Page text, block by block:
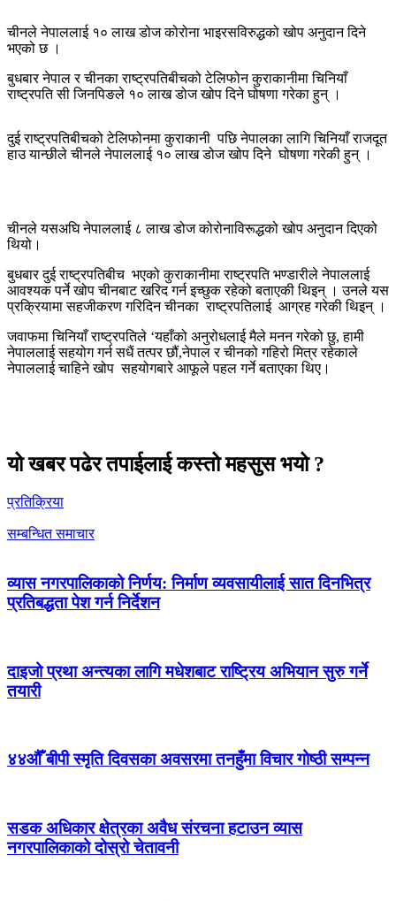
चीनले नेपाललाई १० लाख डोज कोरोना भाइरसविरुद्धको खोप अनुदान दिने
भएको छ ।
बुधबार नेपाल र चीनका राष्ट्रपतिबीचको टेलिफोन कुराकानीमा चिनियाँ
राष्ट्रपति सी जिनपिङले १० लाख डोज खोप दिने घोषणा गरेका हुन् ।
दुई राष्ट्रपतिबीचको टेलिफोनमा कुराकानी पछि नेपालका लागि चिनियाँ राजदूत
हाउ यान्छीले चीनले नेपाललाई १० लाख डोज खोप दिने घोषणा गरेकी हुन् ।
चीनले यसअघि नेपाललाई ८ लाख डोज कोरोनाविरूद्धको खोप अनुदान दिएको
थियो।
बुधबार दुई राष्ट्रपतिबीच भएको कुराकानीमा राष्ट्रपति भण्डारीले नेपाललाई
आवश्यक पर्ने खोप चीनबाट खरिद गर्न इच्छुक रहेको बताएकी थिइन् । उनले यस
प्रक्रियामा सहजीकरण गरिदिन चीनका राष्ट्रपतिलाई आग्रह गरेकी थिइन् ।
जवाफमा चिनियाँ राष्ट्रपतिले ‘यहाँको अनुरोधलाई मैले मनन गरेको छु, हामी
नेपाललाई सहयोग गर्न सधैं तत्पर छौं,नेपाल र चीनको गहिरो मित्र रहेकाले
नेपाललाई चाहिने खोप सहयोगबारे आफूले पहल गर्ने बताएका थिए।
यो खबर पढेर तपाईलाई कस्तो महसुस भयो ?
प्रतिक्रिया
सम्बन्धित समाचार
व्यास नगरपालिकाको निर्णय: निर्माण व्यवसायीलाई सात दिनभित्र
प्रतिबद्धता पेश गर्न निर्देशन
दाइजो प्रथा अन्त्यका लागि मधेशबाट राष्ट्रिय अभियान सुरु गर्ने
तयारी
४४औँ बीपी स्मृति दिवसका अवसरमा तनहुँमा विचार गोष्ठी सम्पन्न
सडक अधिकार क्षेत्रका अवैध संरचना हटाउन व्यास
नगरपालिकाको दोस्रो चेतावनी